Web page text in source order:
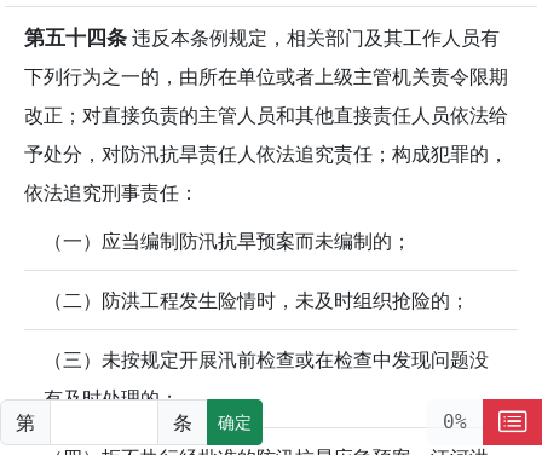
第五十四条违反本条例规定，相关部门及其工作人员有
下列行为之一的，由所在单位或者上级主管机关责令限期
改正；对直接负责的主管人员和其他直接责任人员依法给
予处分，对防汛抗旱责任人依法追究责任；构成犯罪的，
依法追究刑事责任：
（一）应当编制防汛抗旱预案而未编制的；
（二）防洪工程发生险情时，未及时组织抢险的；
（三）未按规定开展汛前检查或在检查中发现问题没
有及时处理的；
第 条 确定 0%